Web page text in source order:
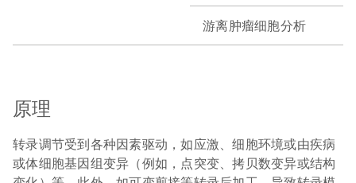
游离肿瘤细胞分析
原理
转录调节受到各种因素驱动，如应激、细胞环境或由疾病
或体细胞基因组变异（例如，点突变、拷贝数变异或结构